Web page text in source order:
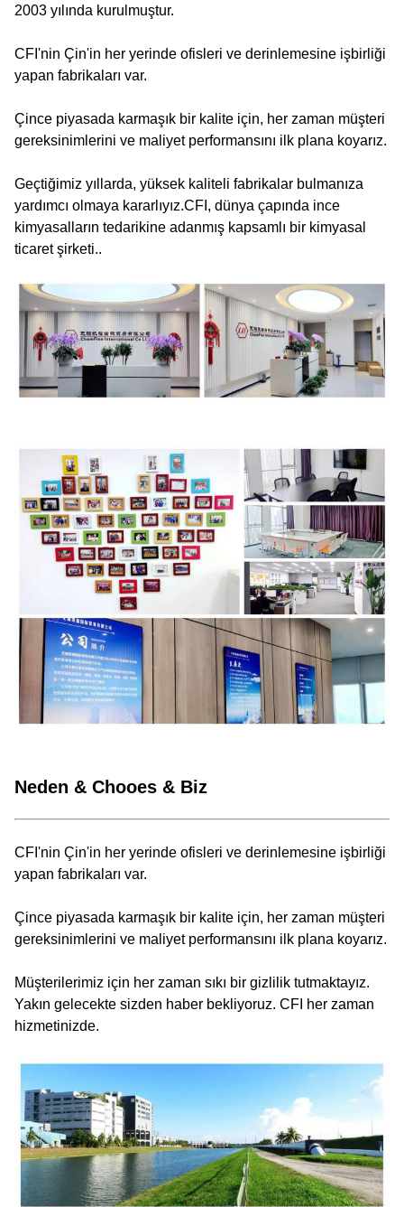
2003 yılında kurulmuştur.
CFI'nin Çin'in her yerinde ofisleri ve derinlemesine işbirliği
yapan fabrikaları var.
Çince piyasada karmaşık bir kalite için, her zaman müşteri
gereksinimlerini ve maliyet performansını ilk plana koyarız.
Geçtiğimiz yıllarda, yüksek kaliteli fabrikalar bulmanıza
yardımcı olmaya kararlıyız.CFI, dünya çapında ince
kimyasalların tedarikine adanmış kapsamlı bir kimyasal
ticaret şirketi..
Neden & Chooes & Biz
CFI'nin Çin'in her yerinde ofisleri ve derinlemesine işbirliği
yapan fabrikaları var.
Çince piyasada karmaşık bir kalite için, her zaman müşteri
gereksinimlerini ve maliyet performansını ilk plana koyarız.
Müşterilerimiz için her zaman sıkı bir gizlilik tutmaktayız.
Yakın gelecekte sizden haber bekliyoruz. CFI her zaman
hizmetinizde.